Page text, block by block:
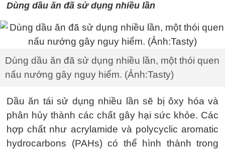
Dùng dầu ăn đã sử dụng nhiều lần
Dùng dầu ăn đã sử dụng nhiều lần, một thói quen
nấu nướng gây nguy hiểm. (Ảnh:Tasty)
Dầu ăn tái sử dụng nhiều lần sẽ bị ôxy hóa và
phân hủy thành các chất gây hại sức khỏe. Các
hợp chất như acrylamide và polycyclic aromatic
hydrocarbons (PAHs) có thể hình thành trong